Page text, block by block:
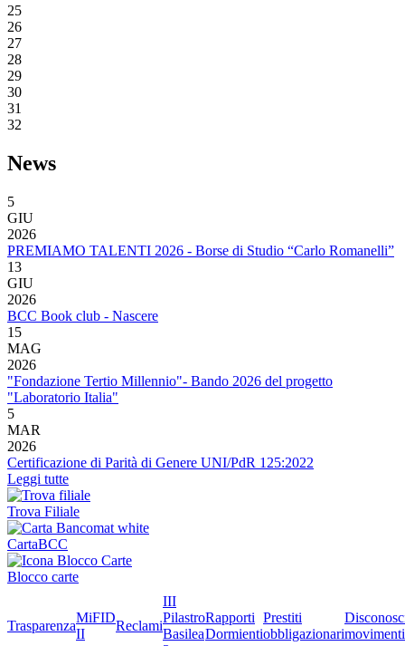
25
26
27
28
29
30
31
32
News
5
GIU
2026
PREMIAMO TALENTI 2026 - Borse di Studio “Carlo Romanelli”
13
GIU
2026
BCC Book club - Nascere
15
MAG
2026
"Fondazione Tertio Millennio"- Bando 2026 del progetto
"Laboratorio Italia"
5
MAR
2026
Certificazione di Parità di Genere UNI/PdR 125:2022
Leggi tutte
Trova Filiale
CartaBCC
Blocco carte
Trasparenza
MiFID
II
Reclami
III
Pilastro
Basilea
Rapporti
Dormienti
Prestiti
obbligazionarimovimenti